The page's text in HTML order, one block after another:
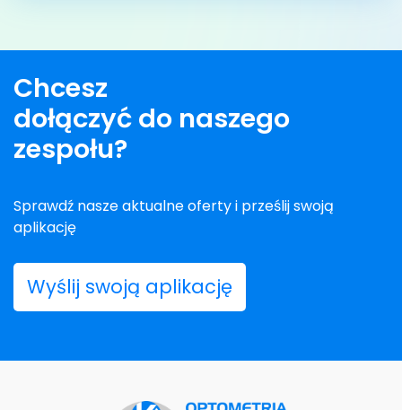
Chcesz
dołączyć do naszego
zespołu?
Sprawdź nasze aktualne oferty i prześlij swoją
aplikację
Wyślij swoją aplikację